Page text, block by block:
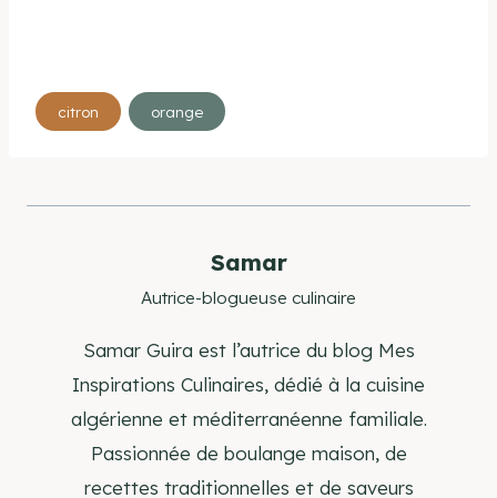
Étiquettes
de
publication :
citron orange
Samar
Autrice-blogueuse culinaire
Samar Guira est l’autrice du blog Mes
Inspirations Culinaires, dédié à la cuisine
algérienne et méditerranéenne familiale.
Passionnée de boulange maison, de
recettes traditionnelles et de saveurs